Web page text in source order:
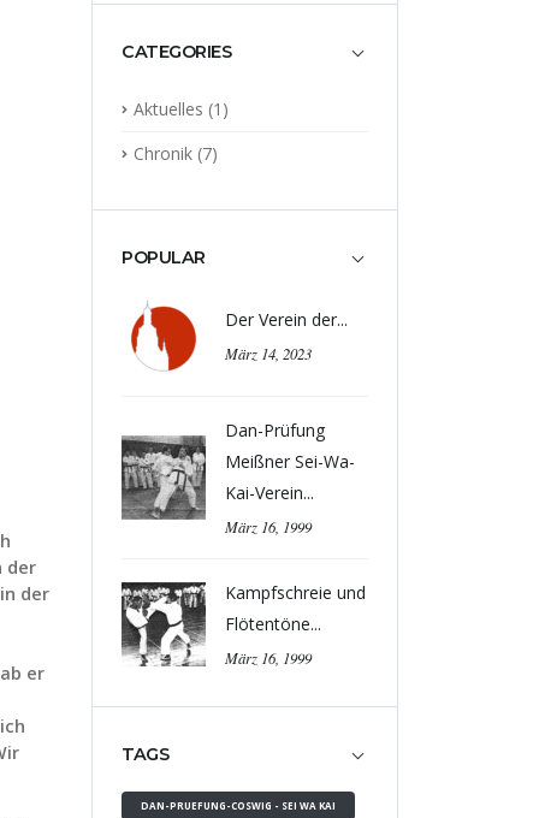
CATEGORIES
Aktuelles (1)
Chronik (7)
POPULAR
Der Verein der...
März 14, 2023
Dan-Prüfung
Meißner Sei-Wa-
Kai-Verein...
März 16, 1999
Kampfschreie und
Flötentöne...
März 16, 1999
TAGS
DAN-PRUEFUNG-COSWIG - SEI WA KAI
der
der
er